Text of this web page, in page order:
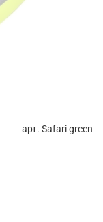
арт. Safari green